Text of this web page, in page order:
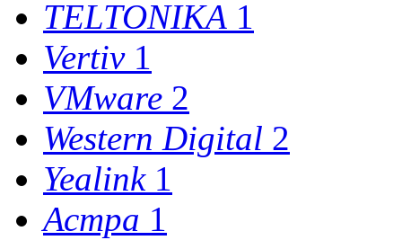
TELTONIKA 1
Vertiv 1
VMware 2
Western Digital 2
Yealink 1
Астра 1